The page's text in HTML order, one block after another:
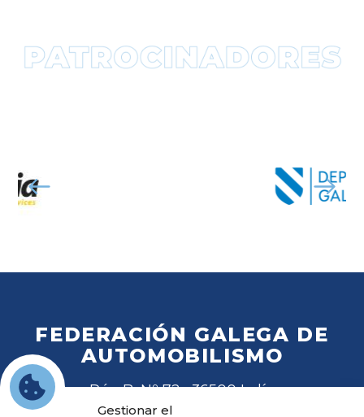
Gestionar el
FEDERACIÓN GALEGA DE
AUTOMOBILISMO
Rúa B, Nº 72 · 36500 Lalín
Tel. 988 27 28 41